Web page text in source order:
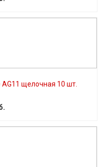
щелочная 10 шт.